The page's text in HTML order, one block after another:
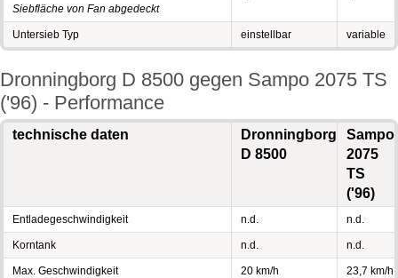
Siebfläche von Fan abgedeckt
Untersieb Typ einstellbar variable
Dronningborg D 8500 gegen Sampo 2075 TS
('96) - Performance
technische daten
Dronningborg
D 8500
Sampo
2075
TS
('96)
Entladegeschwindigkeit n.d. n.d.
Korntank n.d. n.d.
Max. Geschwindigkeit 20 km/h 23,7 km/h